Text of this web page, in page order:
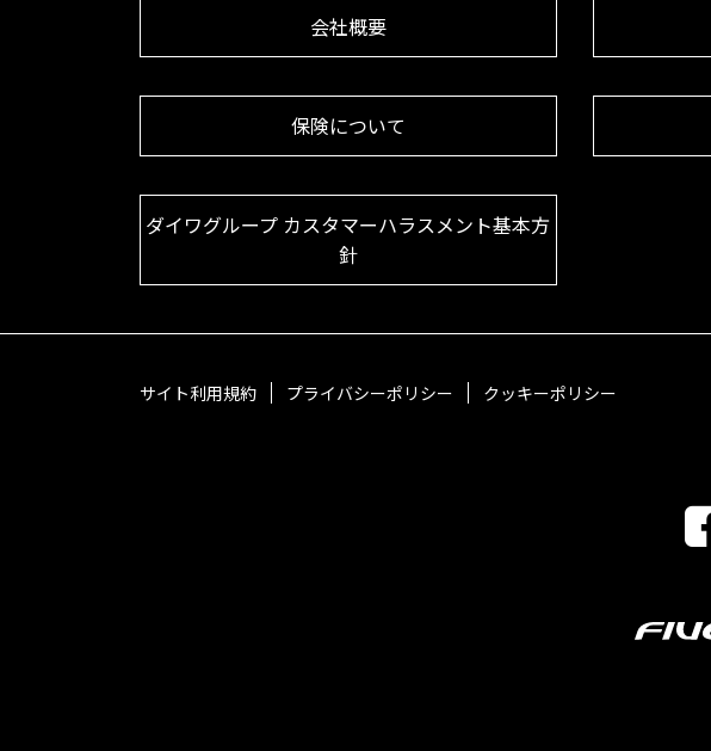
会社概要
保険について
ダイワグループ カスタマーハラスメント基本方
針
サイト利用規約 プライバシーポリシー クッキーポリシー